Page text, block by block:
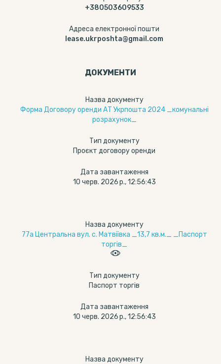
+380503609533
Адреса електронної пошти
lease.ukrposhta@gmail.com
ДОКУМЕНТИ
Назва документу
Форма Договору оренди АТ Укрпошта 2024 _комунальні
розрахунок_
Тип документу
Проєкт договору оренди
Дата завантаження
10 черв. 2026 р., 12:56:43
Назва документу
77а Центральна вул. с. Матвіївка _13,7 кв.м._ _Паспорт
торгів_
Тип документу
Паспорт торгів
Дата завантаження
10 черв. 2026 р., 12:56:43
Назва документу